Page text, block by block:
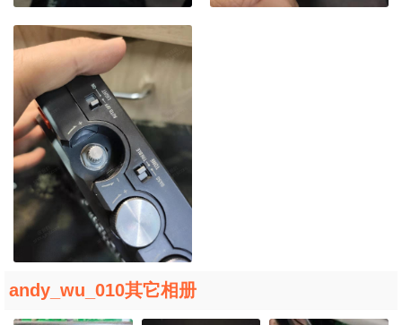
andy_wu_010其它相册